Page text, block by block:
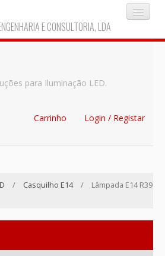
E CONSULTORIA, LDA
para Iluminação LED.
Carrinho Login / Registar
/ Casquilho E14 /
Lâmpada E14 R39